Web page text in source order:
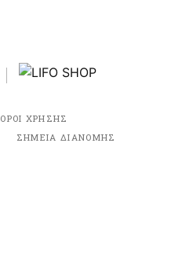
ΟΡΟΙ ΧΡΗΣΗΣ
ΣΗΜΕΙΑ ΔΙΑΝΟΜΗΣ